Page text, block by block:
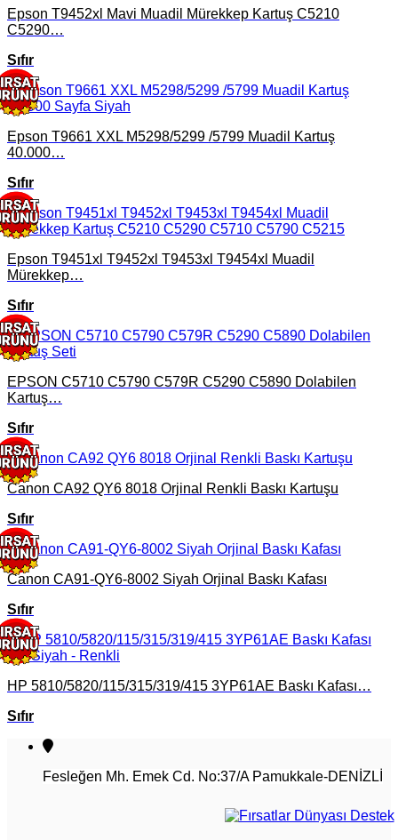
Epson T9452xl Mavi Muadil Mürekkep Kartuş C5210
C5290…
Sıfır
Epson T9661 XXL M5298/5299 /5799 Muadil Kartuş
40.000…
Sıfır
Epson T9451xl T9452xl T9453xl T9454xl Muadil
Mürekkep…
Sıfır
EPSON C5710 C5790 C579R C5290 C5890 Dolabilen
Kartuş…
Sıfır
Canon CA92 QY6 8018 Orjinal Renkli Baskı Kartuşu
Sıfır
Canon CA91-QY6-8002 Siyah Orjinal Baskı Kafası
Sıfır
HP 5810/5820/115/315/319/415 3YP61AE Baskı Kafası…
Sıfır
Fesleğen Mh. Emek Cd. No:37/A Pamukkale-DENİZLİ